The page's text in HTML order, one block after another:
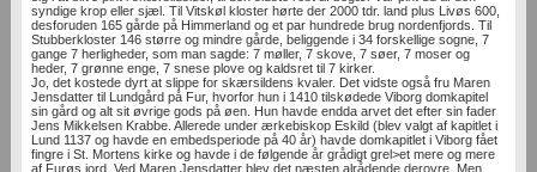
syndige krop eller sjæl. Til Vitskøl kloster hørte der 2000 tdr. land plus Livøs 600,
desforuden 165 gårde på Himmerland og et par hundrede brug nordenfjords. Til
Stubberkloster 146 større og mindre gårde, beliggende i 34 forskellige sogne, 7
gange 7 herligheder, som man sagde: 7 møller, 7 skove, 7 søer, 7 moser og
heder, 7 grønne enge, 7 snese plove og kaldsret til 7 kirker.
Jo, det kostede dyrt at slippe for skærsildens kvaler. Det vidste også fru Maren
Jensdatter til Lundgård på Fur, hvorfor hun i 1410 tilskødede Viborg domkapitel
sin gård og alt sit øvrige gods på øen. Hun havde endda arvet det efter sin fader
Jens Mikkelsen Krabbe. Allerede under ærkebiskop Eskild (blev valgt af kapitlet i
Lund 1137 og havde en embedsperiode på 40 år) havde domkapitlet i Viborg fået
fingre i St. Mortens kirke og havde i de følgende år grådigt grel>et mere og mere
af Furøs jord. Ved Maren Jensdatter blev det næsten alrådende derovre. Men